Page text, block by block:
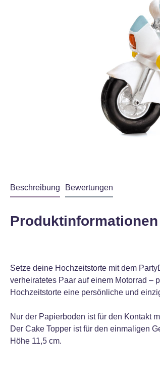
Beschreibung Bewertungen
Setze deine Hochzeitstorte mit dem
verheiratetes Paar auf einem Motorrad –
Hochzeitstorte eine persönliche und
Nur der Papierboden ist für den Kontakt
Der Cake Topper ist für den einmaligen
Höhe 11,5 cm.